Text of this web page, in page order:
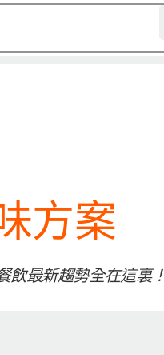
方案
最新趨勢全在這裏！